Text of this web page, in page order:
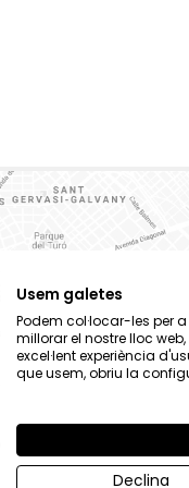
Usem galetes
Podem col·locar-les per
millorar el nostre lloc
excel·lent experiència
que usem, obriu la
Declina